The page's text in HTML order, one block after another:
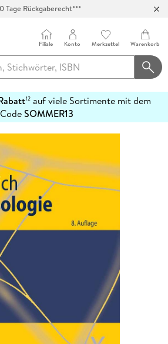
Tage Rückgaberecht***
Filiale Konto Merkzettel Warenkorb
12auf viele Sortimente mit dem
CodeSOMMER13